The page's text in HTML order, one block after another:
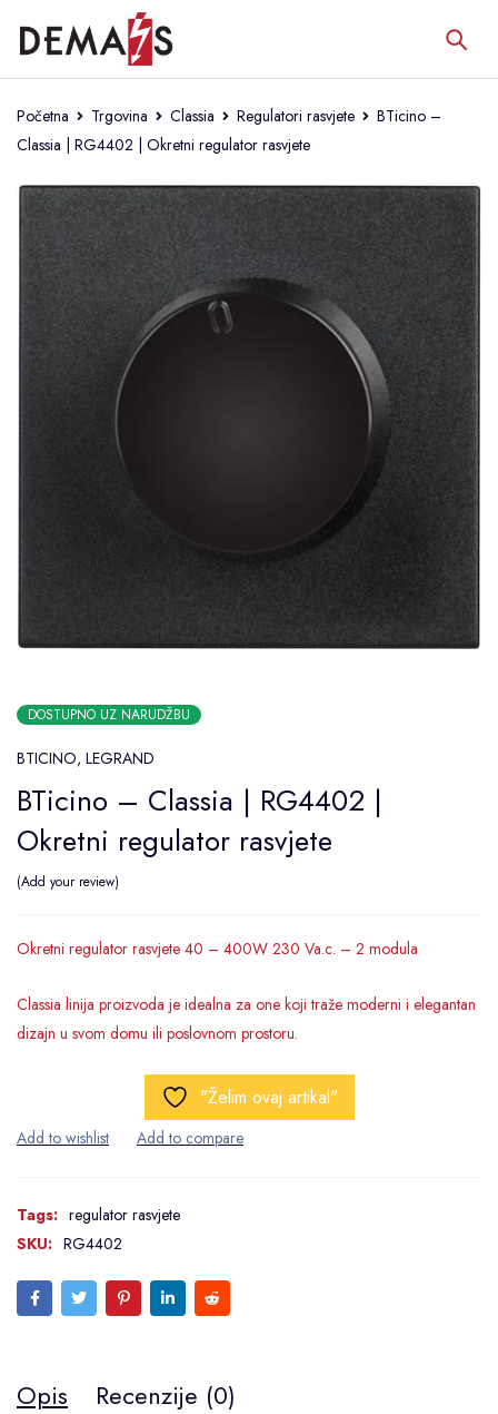
Početna Trgovina Classia Regulatori rasvjete
BTicino –
Classia | RG4402 | Okretni regulator rasvjete
DOSTUPNO UZ NARUDŽBU
BTICINO, LEGRAND
BTicino – Classia | RG4402 |
Okretni regulator rasvjete
Add your review
Okretni regulator rasvjete 40 – 400W 230 Va.c. – 2 modula
Classia linija proizvoda je idealna za one koji traže moderni i elegantan
dizajn u svom domu ili poslovnom prostoru.
"Želim ovaj artikal"
Tags: regulator rasvjete
SKU: RG4402
Opis Recenzije (0)